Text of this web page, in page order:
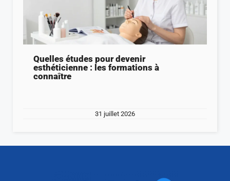
Quelles études pour devenir
esthéticienne : les formations à
connaître
31 juillet 2026